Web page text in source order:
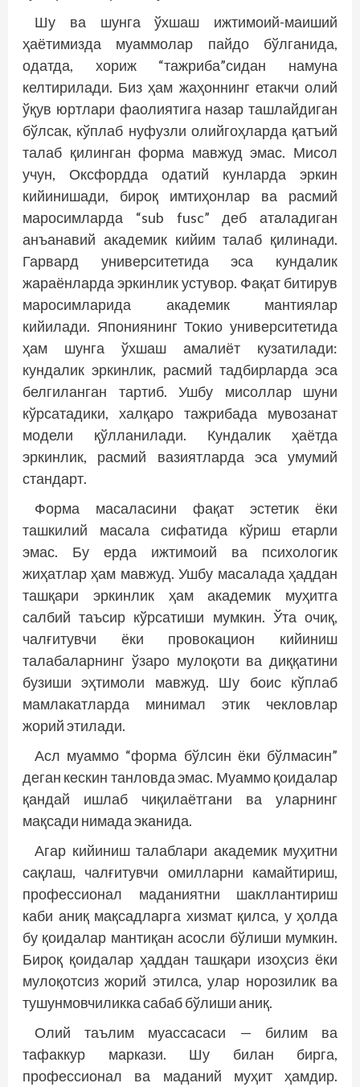
Шу ва шунга ўхшаш ижтимоий-маиший
ҳаётимизда муаммолар пайдо бўлганида,
одатда, хориж “тажриба”сидан намуна
келтирилади. Биз ҳам жаҳоннинг етакчи олий
ўқув юртлари фаолиятига назар ташлайдиган
бўлсак, кўплаб нуфузли олийгоҳларда қатъий
талаб қилинган форма мавжуд эмас. Мисол
учун, Оксфордда одатий кунларда эркин
кийинишади, бироқ имтиҳонлар ва расмий
маросимларда “sub fusc” деб аталадиган
анъанавий академик кийим талаб қилинади.
Гарвард университетида эса кундалик
жараёнларда эркинлик устувор. Фақат битирув
маросимларида академик мантиялар
кийилади. Япониянинг Токио университетида
ҳам шунга ўхшаш амалиёт кузатилади:
кундалик эркинлик, расмий тадбирларда эса
белгиланган тартиб. Ушбу мисоллар шуни
кўрсатадики, халқаро тажрибада мувозанат
модели қўлланилади. Кундалик ҳаётда
эркинлик, расмий вазиятларда эса умумий
стандарт.
Форма масаласини фақат эстетик ёки
ташкилий масала сифатида кўриш етарли
эмас. Бу ерда ижтимоий ва психологик
жиҳатлар ҳам мавжуд. Ушбу масалада ҳаддан
ташқари эркинлик ҳам академик муҳитга
салбий таъсир кўрсатиши мумкин. Ўта очиқ,
чалғитувчи ёки провокацион кийиниш
талабаларнинг ўзаро мулоқоти ва диққатини
бузиши эҳтимоли мавжуд. Шу боис кўплаб
мамлакатларда минимал этик чекловлар
жорий этилади.
Асл муаммо “форма бўлсин ёки бўлмасин”
деган кескин танловда эмас. Муаммо қоидалар
қандай ишлаб чиқилаётгани ва уларнинг
мақсади нимада эканида.
Агар кийиниш талаблари академик муҳитни
сақлаш, чалғитувчи омилларни камайтириш,
профессионал маданиятни шакллантириш
каби аниқ мақсадларга хизмат қилса, у ҳолда
бу қоидалар мантиқан асосли бўлиши мумкин.
Бироқ қоидалар ҳаддан ташқари изоҳсиз ёки
мулоқотсиз жорий этилса, улар норозилик ва
тушунмовчиликка сабаб бўлиши аниқ.
Олий таълим муассасаси — билим ва
тафаккур маркази. Шу билан бирга,
профессионал ва маданий муҳит ҳамдир.